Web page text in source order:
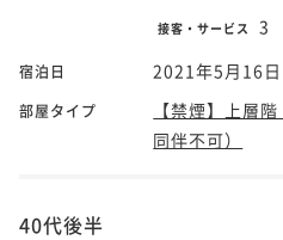
接客・サービス 3
宿泊日 2021年5月16日
部屋タイプ
【禁煙】上層
同伴不可）
40代後半